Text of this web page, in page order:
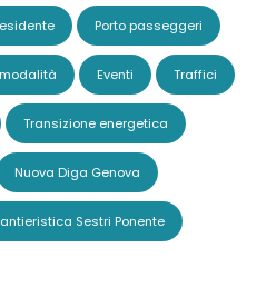
Porto passeggeri
Eventi Traffici
Transizione energetica
Nuova Diga Genova
Sestri Ponente